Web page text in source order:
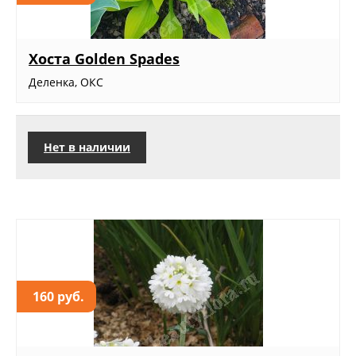
Хоста Golden Spades
Деленка, ОКС
Нет в наличии
160 руб.